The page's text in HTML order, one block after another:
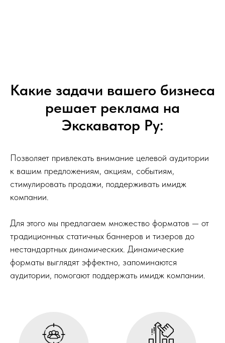
Какие задачи вашего бизнеса
решает реклама на
Экскаватор Ру:
Позволяет привлекать внимание целевой аудитории
к вашим предложениям, акциям, событиям,
стимулировать продажи, поддерживать имидж
компании.
Для этого мы предлагаем множество форматов — от
традиционных статичных баннеров и тизеров до
нестандартных динамических. Динамические
форматы выглядят эффектно, запоминаются
аудитории, помогают поддержать имидж компании.